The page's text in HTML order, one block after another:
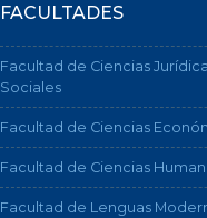
FACULTADES
Facultad de Ciencias
Sociales
Facultad de Ciencias
Facultad de Ciencias
Facultad de Lenguas